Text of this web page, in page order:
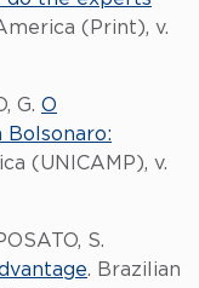
(Print), v.
G. O
Bolsonaro:
(UNICAMP), v.
S.
. Brazilian